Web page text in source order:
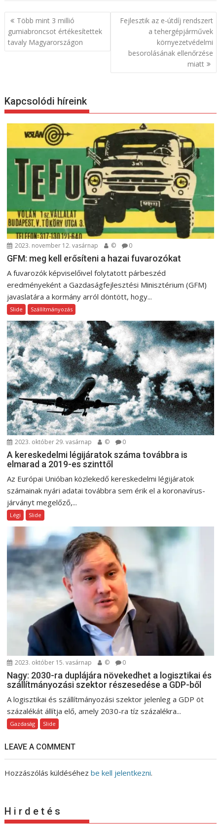
B
e
z
é
s
a
c
i
ó
Több mint 3 millió
gumiabroncsot értékesítettek
tavaly Magyarországon
Fejlesztik az e-útdíj rendszert
a tehergépjárművek
környezetvédelmi
besorolásának ellenőrzése
miatt
Kapcsolódi híreink
2023. november 12. vasárnap © 0
GFM: meg kell erősíteni a hazai fuvarozókat
A fuvarozók képviselőivel folytatott párbeszéd
eredményeként a Gazdaságfejlesztési Minisztérium (GFM)
javaslatára a kormány arról döntött, hogy...
Slide Szállítmányozás
2023. október 29. vasárnap © 0
A kereskedelmi légijáratok száma továbbra is
elmarad a 2019-es szinttől
Az Európai Unióban közlekedő kereskedelmi légijáratok
számainak nyári adatai továbbra sem érik el a koronavírus-
járványt megelőző,...
Légi Slide
2023. október 15. vasárnap © 0
Nagy: 2030-ra duplájára növekedhet a logisztikai és
szállítmányozási szektor részesedése a GDP-ből
A logisztikai és szállítmányozási szektor jelenleg a GDP öt
százalékát állítja elő, amely 2030-ra tíz százalékra...
Gazdaság Slide
LEAVE A COMMENT
Hozzászólás küldéséhezbe kell jelentkezni.
H i r d e t é s